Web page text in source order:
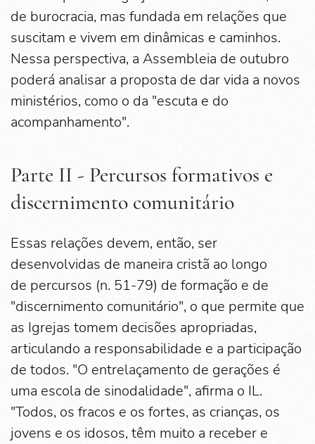
de burocracia, mas fundada em relações que
suscitam e vivem em dinâmicas e caminhos.
Nessa perspectiva, a Assembleia de outubro
poderá analisar a proposta de dar vida a novos
ministérios, como o da "escuta e do
acompanhamento".
Parte II - Percursos formativos e
discernimento comunitário
Essas relações devem, então, ser
desenvolvidas de maneira cristã ao longo
de percursos (n. 51-79) de formação e de
"discernimento comunitário", o que permite que
as Igrejas tomem decisões apropriadas,
articulando a responsabilidade e a participação
de todos. "O entrelaçamento de gerações é
uma escola de sinodalidade", afirma o IL.
"Todos, os fracos e os fortes, as crianças, os
jovens e os idosos, têm muito a receber e